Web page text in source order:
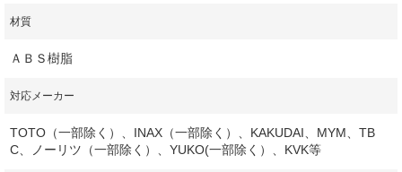
材質
ＡＢＳ樹脂
対応メーカー
TOTO（一部除く）、INAX（一部除く）、KAKUDAI、MYM、TB
C、ノーリツ（一部除く）、YUKO(一部除く）、KVK等